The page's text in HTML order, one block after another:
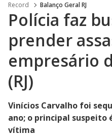
Record Balanço Geral RJ
Polícia faz
prender
empresário
(RJ)
Vinícios Carvalho foi
ano; o principal suspeito
vítima